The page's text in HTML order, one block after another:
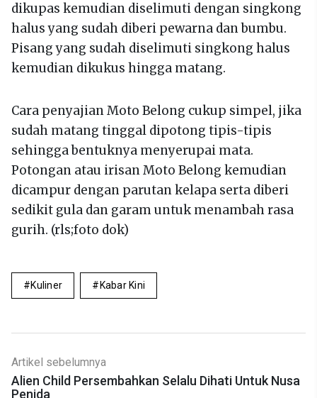
dikupas kemudian diselimuti dengan singkong
halus yang sudah diberi pewarna dan bumbu.
Pisang yang sudah diselimuti singkong halus
kemudian dikukus hingga matang.
Cara penyajian Moto Belong cukup simpel, jika
sudah matang tinggal dipotong tipis-tipis
sehingga bentuknya menyerupai mata.
Potongan atau irisan Moto Belong kemudian
dicampur dengan parutan kelapa serta diberi
sedikit gula dan garam untuk menambah rasa
gurih. (rls;foto dok)
Kuliner Kabar Kini
Artikel sebelumnya
Alien Child Persembahkan Selalu Dihati Untuk Nusa
Penida